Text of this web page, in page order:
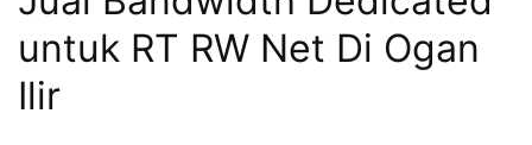
untuk RT RW Net Di Ogan
Ilir